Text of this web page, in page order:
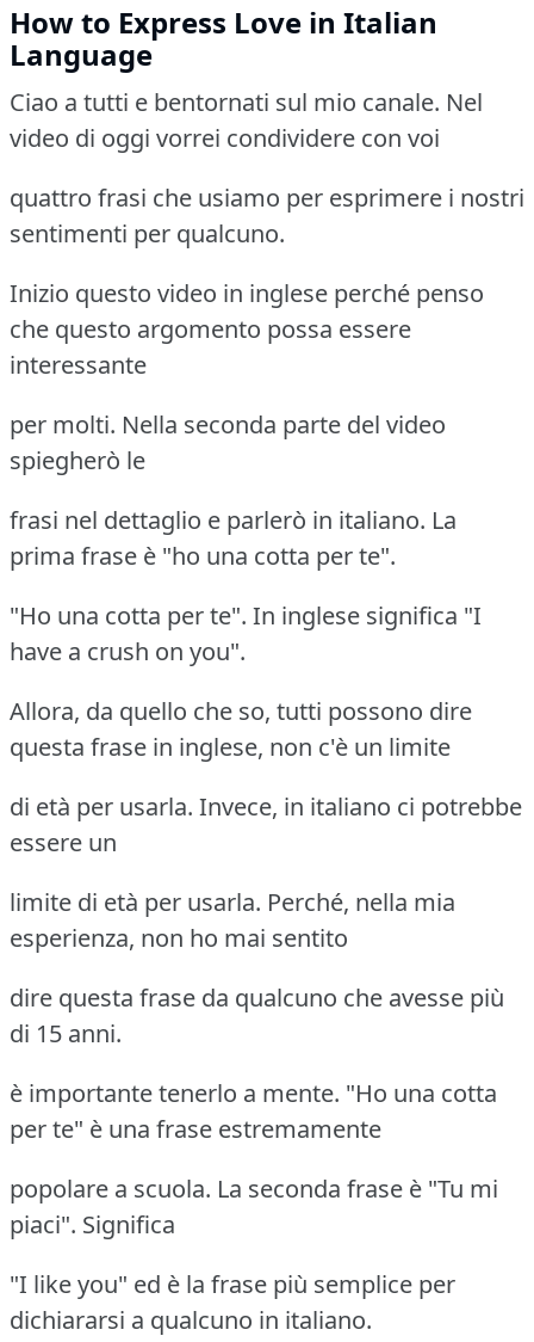
How to Express Love in Italian
Language
Ciao a tutti e bentornati sul mio canale. Nel
video di oggi vorrei condividere con voi
quattro frasi che usiamo per esprimere i nostri
sentimenti per qualcuno.
Inizio questo video in inglese perché penso
che questo argomento possa essere
interessante
per molti. Nella seconda parte del video
spiegherò le
frasi nel dettaglio e parlerò in italiano. La
prima frase è "ho una cotta per te".
"Ho una cotta per te". In inglese significa "I
have a crush on you".
Allora, da quello che so, tutti possono dire
questa frase in inglese, non c'è un limite
di età per usarla. Invece, in italiano ci potrebbe
essere un
limite di età per usarla. Perché, nella mia
esperienza, non ho mai sentito
dire questa frase da qualcuno che avesse più
di 15 anni.
è importante tenerlo a mente. "Ho una cotta
per te" è una frase estremamente
popolare a scuola. La seconda frase è "Tu mi
piaci". Significa
"I like you" ed è la frase più semplice per
dichiararsi a qualcuno in italiano.